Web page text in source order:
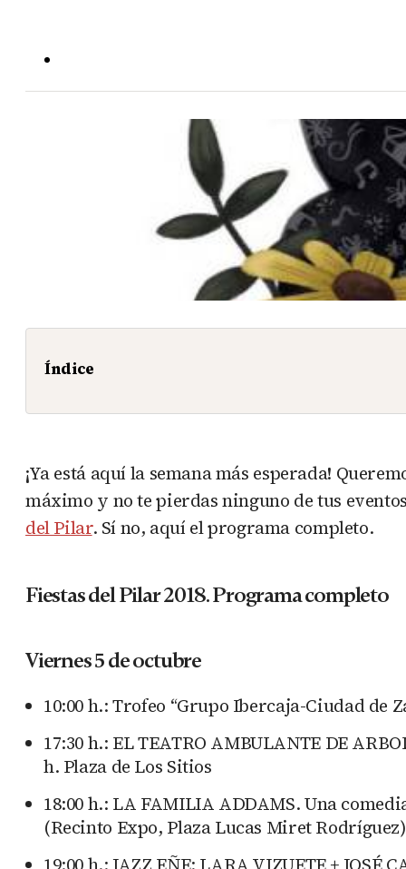
Índice
¡Ya está aquí la semana más esperada!
máximo y no te pierdas ninguno de tus
del Pilar. Sí no, aquí el programa completo.
Fiestas del Pilar 2018. Programa completo
Viernes 5 de octubre
10:00 h.: Trofeo “Grupo Ibercaja-Ciudad de
17:30 h.: EL TEATRO AMBULANTE DE
h. Plaza de Los Sitios
18:00 h.: LA FAMILIA ADDAMS. Una
(Recinto Expo, Plaza Lucas Miret Rodríguez)